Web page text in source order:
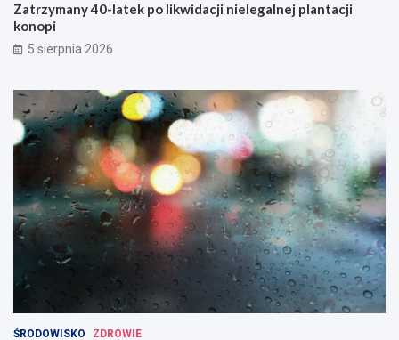
Zatrzymany 40-latek po likwidacji nielegalnej plantacji
konopi
5 sierpnia 2026
ŚRODOWISKO ZDROWIE